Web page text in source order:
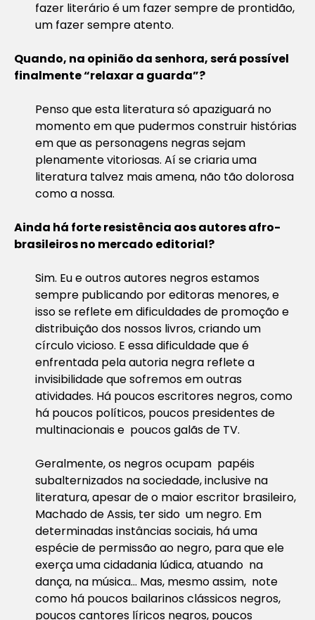
fazer literário é um fazer sempre de prontidão,
um fazer sempre atento.
Quando, na opinião da senhora, será possível
finalmente “relaxar a guarda”?
Penso que esta literatura só apaziguará no
momento em que pudermos construir histórias
em que as personagens negras sejam
plenamente vitoriosas. Aí se criaria uma
literatura talvez mais amena, não tão dolorosa
como a nossa.
Ainda há forte resistência aos autores afro-
brasileiros no mercado editorial?
Sim. Eu e outros autores negros estamos
sempre publicando por editoras menores, e
isso se reflete em dificuldades de promoção e
distribuição dos nossos livros, criando um
círculo vicioso. E essa dificuldade que é
enfrentada pela autoria negra reflete a
invisibilidade que sofremos em outras
atividades. Há poucos escritores negros, como
há poucos políticos, poucos presidentes de
multinacionais e poucos galãs de TV.
Geralmente, os negros ocupam papéis
subalternizados na sociedade, inclusive na
literatura, apesar de o maior escritor brasileiro,
Machado de Assis, ter sido um negro. Em
determinadas instâncias sociais, há uma
espécie de permissão ao negro, para que ele
exerça uma cidadania lúdica, atuando na
dança, na música… Mas, mesmo assim, note
como há poucos bailarinos clássicos negros,
poucos cantores líricos negros, poucos